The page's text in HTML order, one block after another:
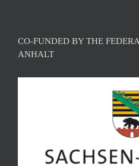
CO-FUNDED BY THE
ANHALT